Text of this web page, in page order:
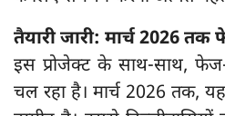
तैयारी जारी: मार्च 2026
इस प्रोजेक्ट के साथ-साथ,
चल रहा है। मार्च 2026 तक,